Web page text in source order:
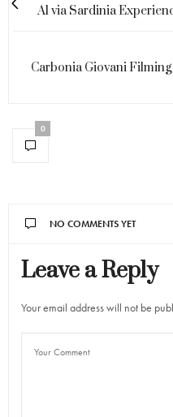
Al via Sardinia
Carbonia Giovani
0
NO COMMENTS YET
Leave a Reply
Your email address will not be